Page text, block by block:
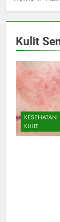
Kulit
KESEHATAN
KULIT